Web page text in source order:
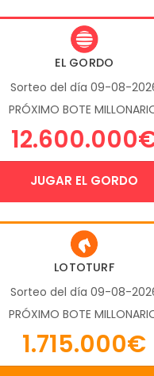
EL GORDO
Sorteo del día 09-08-
PRÓXIMO BOTE
JUGAR EL GORDO
LOTOTURF
Sorteo del día 09-08-
PRÓXIMO BOTE
1.715.000€